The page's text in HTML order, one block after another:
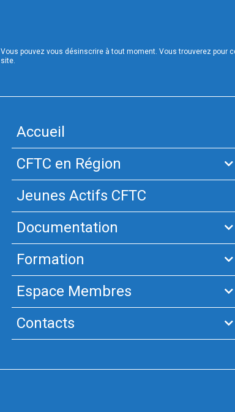
Vous pouvez vous désinscrire à tout moment. Vous trouverez
site.
Accueil
CFTC en Région
Jeunes Actifs CFTC
Documentation
Formation
Espace Membres
Contacts